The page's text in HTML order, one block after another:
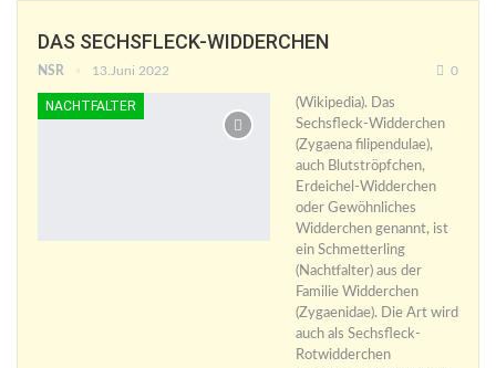
DAS SECHSFLECK-WIDDERCHEN
NSR 13.Juni 2022 0
NACHTFALTER
(Wikipedia). Das
Sechsfleck-Widderchen
(Zygaena filipendulae),
auch Blutströpfchen,
Erdeichel-Widderchen
oder Gewöhnliches
Widderchen genannt, ist
ein Schmetterling
(Nachtfalter) aus der
Familie Widderchen
(Zygaenidae). Die Art wird
auch als Sechsfleck-
Rotwidderchen